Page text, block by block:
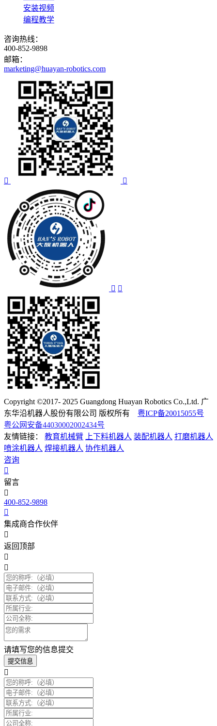
安装视频
编程教学
咨询热线：
400-852-9898
邮箱：
marketing@huayan-robotics.com
Copyright ©2017- 2025 Guangdong Huayan Robotics Co.,Ltd. 广
东华沿机器人股份有限公司 版权所有 粤ICP备20015055号
粤公网安备44030002002434号
友情链接：
教育机械臂 上下料机器人 装配机器人 打磨机器人
喷涂机器人 焊接机器人 协作机器人
咨询
留言
400-852-9898
集成商合作伙伴
返回顶部
请填写您的信息提交
提交信息